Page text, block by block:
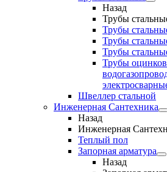
Назад
Трубы
Трубы
Трубы
Трубы
Трубы
Швеллер стальной
Инженерная Сантехника
Назад
Инженерная
Теплый пол
Запорная арматура
Назад